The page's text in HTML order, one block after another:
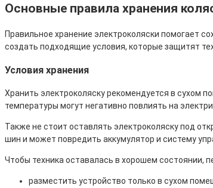
Основные правила хранения
Правильное хранение электроколяски помогает
создать подходящие условия, которые защитят
Условия хранения
Хранить электроколяску рекомендуется в сухом
температуры могут негативно повлиять на
Также не стоит оставлять электроколяску под
шин и может повредить аккумулятор и систему
Чтобы техника оставалась в хорошем состоянии,
разместить устройство только в сухом